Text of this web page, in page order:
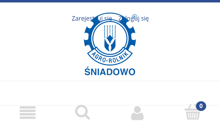
Zarejestruj się Zaloguj się